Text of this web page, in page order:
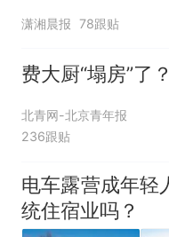
分石窟受特别保
潇湘晨报 78跟贴
费大厨“塌房”了？
北青网-北京青年报
236跟贴
电车露营成年轻
统住宿业吗？